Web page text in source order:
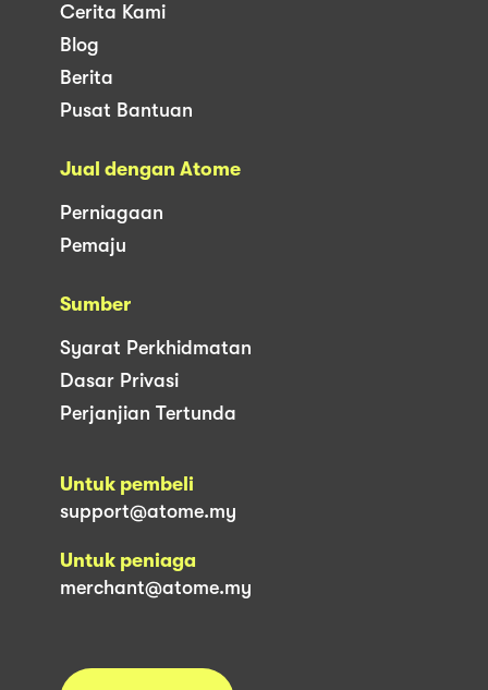
Cerita Kami
Blog
Berita
Pusat Bantuan
Jual dengan Atome
Perniagaan
Pemaju
Sumber
Syarat Perkhidmatan
Dasar Privasi
Perjanjian Tertunda
Untuk pembeli
support@atome.my
Untuk peniaga
merchant@atome.my